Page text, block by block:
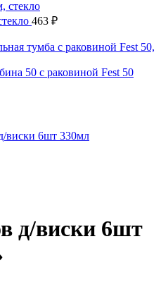
463 ₽
50 с раковиной Fest 50
д/виски 6шт